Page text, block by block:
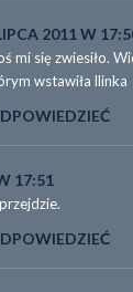
2011 W
mi się zwiesiło.
wstawiła llinka
17:51